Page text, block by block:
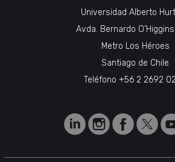
Universidad Alberto
Avda. Bernardo
Metro Los Héroes
Santiago de Chile
Teléfono +56 2 2692